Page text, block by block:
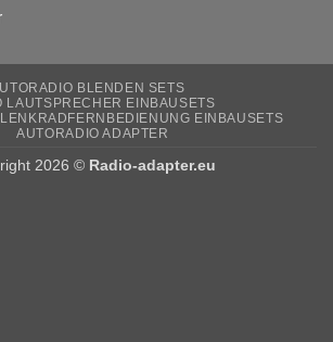
BLENDEN SETS
LAUTSPRECHER EINBAUSETS
EINBAUSETS
AUTORADIO ADAPTER
2026 © Radio-adapter.eu